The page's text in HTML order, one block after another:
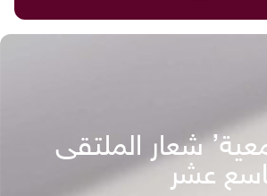
شعار الملتقى
عشر